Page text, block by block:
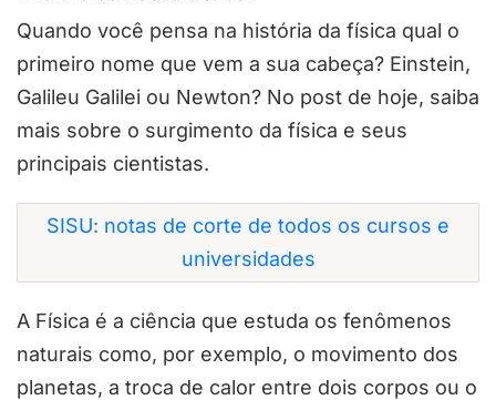
Quando você pensa na história da física qual o
primeiro nome que vem a sua cabeça? Einstein,
Galileu Galilei ou Newton? No post de hoje, saiba
mais sobre o surgimento da física e seus
principais cientistas.
SISU: notas de corte de todos os cursos e
universidades
A Física é a ciência que estuda os fenômenos
naturais como, por exemplo, o movimento dos
planetas, a troca de calor entre dois corpos ou o